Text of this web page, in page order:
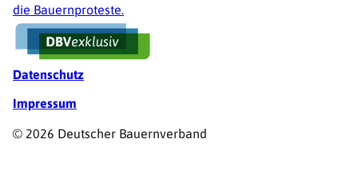
die Bauernproteste.
Fußzeile
Datenschutz
Impressum
© 2026 Deutscher Bauernverband